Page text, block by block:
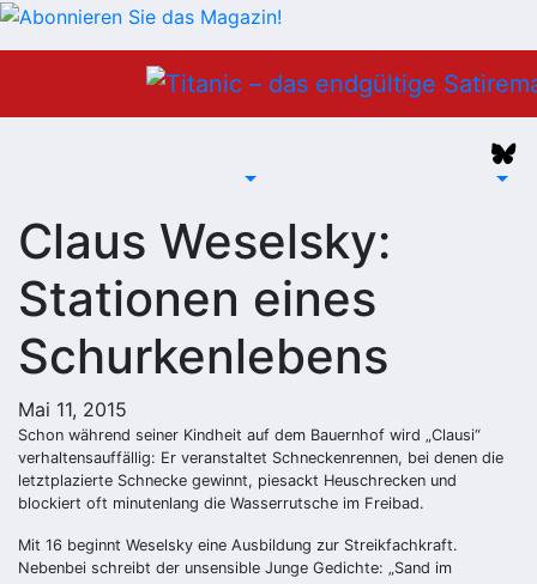
Claus Weselsky:
Stationen eines
Schurkenlebens
Mai 11, 2015
Schon während seiner Kindheit auf dem Bauernhof wird „Clausi“
verhaltensauffällig: Er veranstaltet Schneckenrennen, bei denen die
letztplazierte Schnecke gewinnt, piesackt Heuschrecken und
blockiert oft minutenlang die Wasserrutsche im Freibad.
Mit 16 beginnt Weselsky eine Ausbildung zur Streikfachkraft.
Nebenbei schreibt der unsensible Junge Gedichte: „Sand im